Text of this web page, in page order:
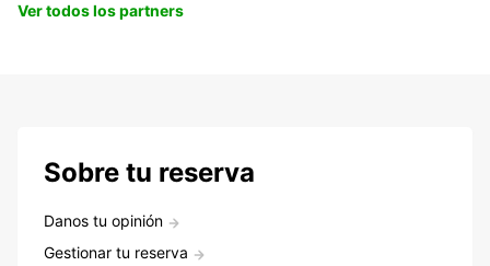
Ver todos los partners
Sobre tu reserva
Danos tu opinión
Gestionar tu reserva